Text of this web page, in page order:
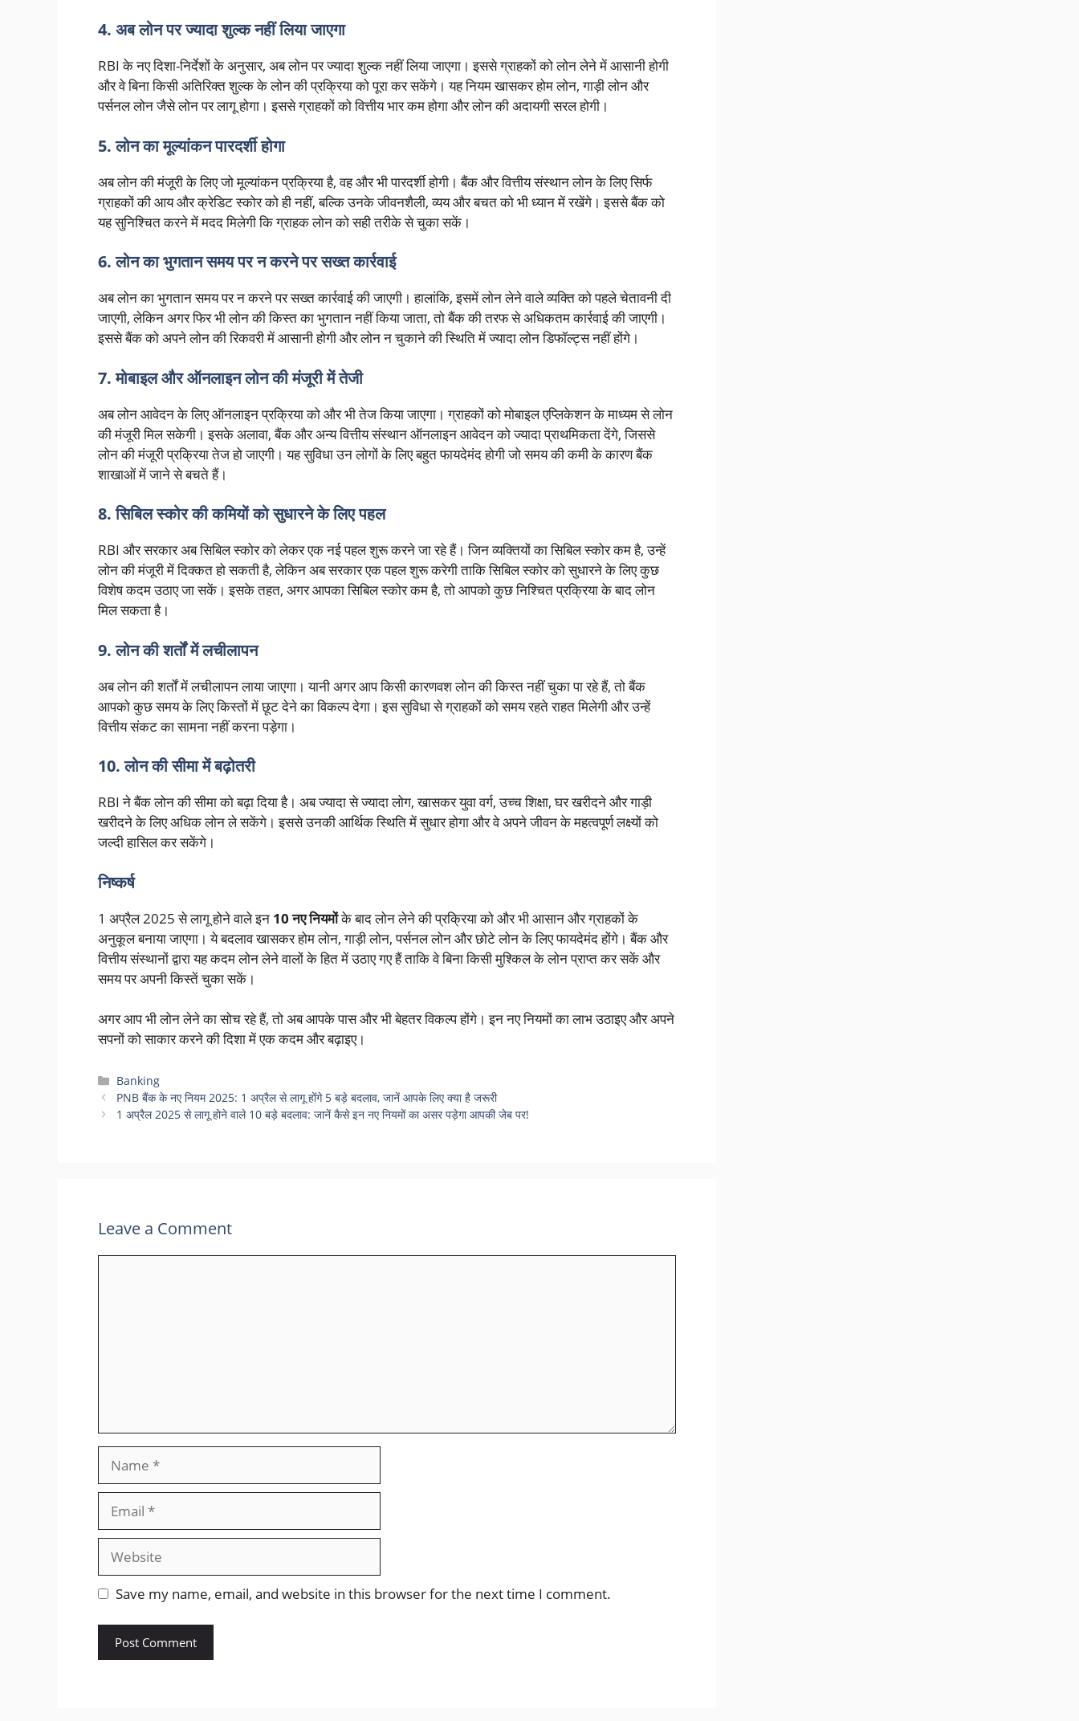
4. अब लोन पर ज्यादा शुल्क नहीं लिया जाएगा
RBI के नए दिशा-निर्देशों के अनुसार, अब लोन पर ज्यादा शुल्क नहीं लिया जाएगा। इससे ग्राहकों को लोन लेने में आसानी होगी
और वे बिना किसी अतिरिक्त शुल्क के लोन की प्रक्रिया को पूरा कर सकेंगे। यह नियम खासकर होम लोन, गाड़ी लोन और
पर्सनल लोन जैसे लोन पर लागू होगा। इससे ग्राहकों को वित्तीय भार कम होगा और लोन की अदायगी सरल होगी।
5. लोन का मूल्यांकन पारदर्शी होगा
अब लोन की मंजूरी के लिए जो मूल्यांकन प्रक्रिया है, वह और भी पारदर्शी होगी। बैंक और वित्तीय संस्थान लोन के लिए सिर्फ
ग्राहकों की आय और क्रेडिट स्कोर को ही नहीं, बल्कि उनके जीवनशैली, व्यय और बचत को भी ध्यान में रखेंगे। इससे बैंक को
यह सुनिश्चित करने में मदद मिलेगी कि ग्राहक लोन को सही तरीके से चुका सकें।
6. लोन का भुगतान समय पर न करने पर सख्त कार्रवाई
अब लोन का भुगतान समय पर न करने पर सख्त कार्रवाई की जाएगी। हालांकि, इसमें लोन लेने वाले व्यक्ति को पहले चेतावनी दी
जाएगी, लेकिन अगर फिर भी लोन की किस्त का भुगतान नहीं किया जाता, तो बैंक की तरफ से अधिकतम कार्रवाई की जाएगी।
इससे बैंक को अपने लोन की रिकवरी में आसानी होगी और लोन न चुकाने की स्थिति में ज्यादा लोन डिफॉल्ट्स नहीं होंगे।
7. मोबाइल और ऑनलाइन लोन की मंजूरी में तेजी
अब लोन आवेदन के लिए ऑनलाइन प्रक्रिया को और भी तेज किया जाएगा। ग्राहकों को मोबाइल एप्लिकेशन के माध्यम से लोन
की मंजूरी मिल सकेगी। इसके अलावा, बैंक और अन्य वित्तीय संस्थान ऑनलाइन आवेदन को ज्यादा प्राथमिकता देंगे, जिससे
लोन की मंजूरी प्रक्रिया तेज हो जाएगी। यह सुविधा उन लोगों के लिए बहुत फायदेमंद होगी जो समय की कमी के कारण बैंक
शाखाओं में जाने से बचते हैं।
8. सिबिल स्कोर की कमियों को सुधारने के लिए पहल
RBI और सरकार अब सिबिल स्कोर को लेकर एक नई पहल शुरू करने जा रहे हैं। जिन व्यक्तियों का सिबिल स्कोर कम है, उन्हें
लोन की मंजूरी में दिक्कत हो सकती है, लेकिन अब सरकार एक पहल शुरू करेगी ताकि सिबिल स्कोर को सुधारने के लिए कुछ
विशेष कदम उठाए जा सकें। इसके तहत, अगर आपका सिबिल स्कोर कम है, तो आपको कुछ निश्चित प्रक्रिया के बाद लोन
मिल सकता है।
9. लोन की शर्तों में लचीलापन
अब लोन की शर्तों में लचीलापन लाया जाएगा। यानी अगर आप किसी कारणवश लोन की किस्त नहीं चुका पा रहे हैं, तो बैंक
आपको कुछ समय के लिए किस्तों में छूट देने का विकल्प देगा। इस सुविधा से ग्राहकों को समय रहते राहत मिलेगी और उन्हें
वित्तीय संकट का सामना नहीं करना पड़ेगा।
10. लोन की सीमा में बढ़ोतरी
RBI ने बैंक लोन की सीमा को बढ़ा दिया है। अब ज्यादा से ज्यादा लोग, खासकर युवा वर्ग, उच्च शिक्षा, घर खरीदने और गाड़ी
खरीदने के लिए अधिक लोन ले सकेंगे। इससे उनकी आर्थिक स्थिति में सुधार होगा और वे अपने जीवन के महत्वपूर्ण लक्ष्यों को
जल्दी हासिल कर सकेंगे।
निष्कर्ष
1 अप्रैल 2025 से लागू होने वाले इन 10 नए नियमोंके बाद लोन लेने की प्रक्रिया को और भी आसान और ग्राहकों के
अनुकूल बनाया जाएगा। ये बदलाव खासकर होम लोन, गाड़ी लोन, पर्सनल लोन और छोटे लोन के लिए फायदेमंद होंगे। बैंक और
वित्तीय संस्थानों द्वारा यह कदम लोन लेने वालों के हित में उठाए गए हैं ताकि वे बिना किसी मुश्किल के लोन प्राप्त कर सकें और
समय पर अपनी किस्तें चुका सकें।
अगर आप भी लोन लेने का सोच रहे हैं, तो अब आपके पास और भी बेहतर विकल्प होंगे। इन नए नियमों का लाभ उठाइए और अपने
सपनों को साकार करने की दिशा में एक कदम और बढ़ाइए।
Categories
Banking
PNB बैंक के नए नियम 2025: 1 अप्रैल से लागू होंगे 5 बड़े बदलाव, जानें आपके लिए क्या है जरूरी
1 अप्रैल 2025 से लागू होने वाले 10 बड़े बदलाव: जानें कैसे इन नए नियमों का असर पड़ेगा आपकी जेब पर!
Leave a Comment
Website
Save my name, email, and website in this browser for the next time I comment.